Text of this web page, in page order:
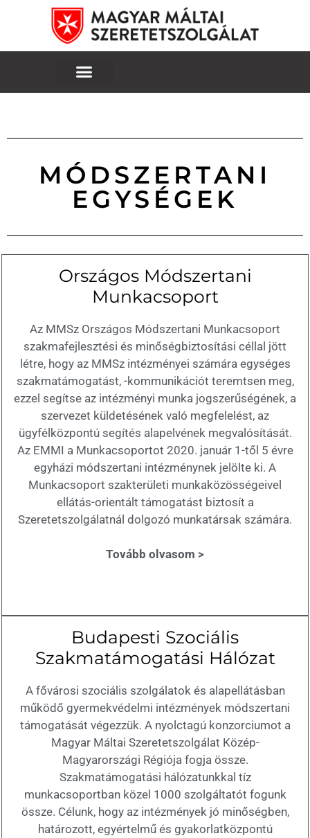
MÓDSZERTANI
EGYSÉGEK
Országos Módszertani
Munkacsoport
Az MMSz Országos Módszertani Munkacsoport
szakmafejlesztési és minőségbiztosítási céllal jött
létre, hogy az MMSz intézményei számára egységes
szakmatámogatást, -kommunikációt teremtsen meg,
ezzel segítse az intézményi munka jogszerűségének, a
szervezet küldetésének való megfelelést, az
ügyfélközpontú segítés alapelvének megvalósítását.
Az EMMI a Munkacsoportot 2020. január 1-től 5 évre
egyházi módszertani intézménynek jelölte ki. A
Munkacsoport szakterületi munkaközösségeivel
ellátás-orientált támogatást biztosít a
Szeretetszolgálatnál dolgozó munkatársak számára.
Tovább olvasom >
Budapesti Szociális
Szakmatámogatási Hálózat
A fővárosi szociális szolgálatok és alapellátásban
működő gyermekvédelmi intézmények módszertani
támogatását végezzük. A nyolctagú konzorciumot a
Magyar Máltai Szeretetszolgálat Közép-
Magyarországi Régiója fogja össze.
Szakmatámogatási hálózatunkkal tíz
munkacsoportban közel 1000 szolgáltatót fogunk
össze. Célunk, hogy az intézmények jó minőségben,
határozott, egyértelmű és gyakorlatközpontú